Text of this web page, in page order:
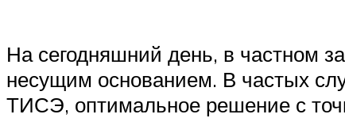
На сегодняшний день, в частном
несущим основанием. В частых
ТИСЭ, оптимальное решение с